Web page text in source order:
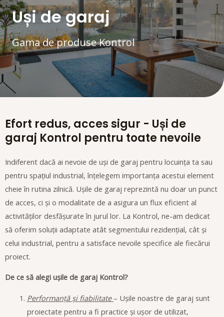
Uși de garaj
Gama de produse Kontrol
Efort redus, acces sigur - Uși de
garaj Kontrol pentru toate nevoile
Indiferent dacă ai nevoie de uși de garaj pentru locuința ta sau
pentru spațiul industrial, înțelegem importanța acestui element
cheie în rutina zilnică. Ușile de garaj reprezintă nu doar un punct
de acces, ci și o modalitate de a asigura un flux eficient al
activităților desfășurate în jurul lor. La Kontrol, ne-am dedicat
să oferim soluții adaptate atât segmentului rezidențial, cât și
celui industrial, pentru a satisface nevoile specifice ale fiecărui
proiect.
De ce să alegi ușile de garaj Kontrol?
Performanță și fiabilitate – Ușile noastre de garaj sunt
proiectate pentru a fi practice și ușor de utilizat,